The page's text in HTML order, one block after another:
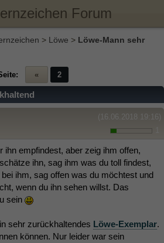
Forum
> Löwe > Löwe-Mann sehr
« 2
(16.06.2018 19:16)
ihn empfindest, aber zeig ihm offen,
ihn, sag ihm was du toll findest,
ihm, sag offen was du möchtest und
wenn du ihn sehen willst. Das
sein
sehr zurückhaltendes Löwe-Exemplar.
können. Nur leider war sein